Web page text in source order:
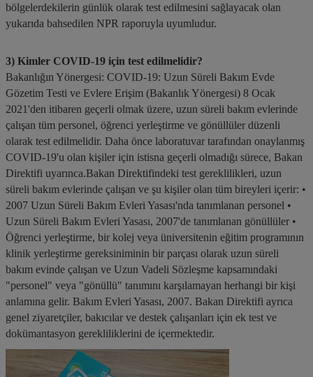
bölgelerdekilerin günlük olarak test edilmesini sağlayacak olan
yukarıda bahsedilen NPR raporuyla uyumludur.
3) Kimler COVID-19 için test edilmelidir?
Bakanlığın Yönergesi: COVID-19: Uzun Süreli Bakım Evde
Gözetim Testi ve Evlere Erişim (Bakanlık Yönergesi) 8 Ocak
2021'den itibaren geçerli olmak üzere, uzun süreli bakım evlerinde
çalışan tüm personel, öğrenci yerleştirme ve gönüllüler düzenli
olarak test edilmelidir. Daha önce laboratuvar tarafından onaylanmış
COVID-19'u olan kişiler için istisna geçerli olmadığı sürece, Bakan
Direktifi uyarınca.Bakan Direktifindeki test gereklilikleri, uzun
süreli bakım evlerinde çalışan ve şu kişiler olan tüm bireyleri içerir: •
2007 Uzun Süreli Bakım Evleri Yasası'nda tanımlanan personel •
Uzun Süreli Bakım Evleri Yasası, 2007'de tanımlanan gönüllüler •
Öğrenci yerleştirme, bir kolej veya üniversitenin eğitim programının
klinik yerleştirme gereksiniminin bir parçası olarak uzun süreli
bakım evinde çalışan ve Uzun Vadeli Sözleşme kapsamındaki
"personel" veya "gönüllü" tanımını karşılamayan herhangi bir kişi
anlamına gelir. Bakım Evleri Yasası, 2007. Bakan Direktifi ayrıca
genel ziyaretçiler, bakıcılar ve destek çalışanları için ek test ve
dokümantasyon gerekliliklerini de içermektedir.